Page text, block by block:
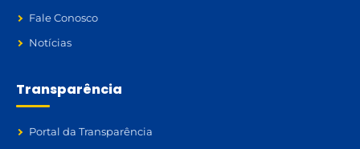
Fale Conosco
Notícias
Transparência
Portal da Transparência